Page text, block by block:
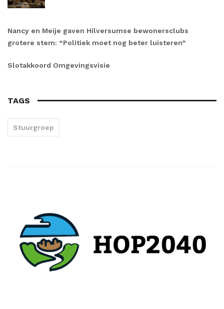
Nancy en Meije gaven Hilversumse bewonersclubs
grotere stem: “Politiek moet nog beter luisteren”
Slotakkoord Omgevingsvisie
TAGS
Stuurgroep